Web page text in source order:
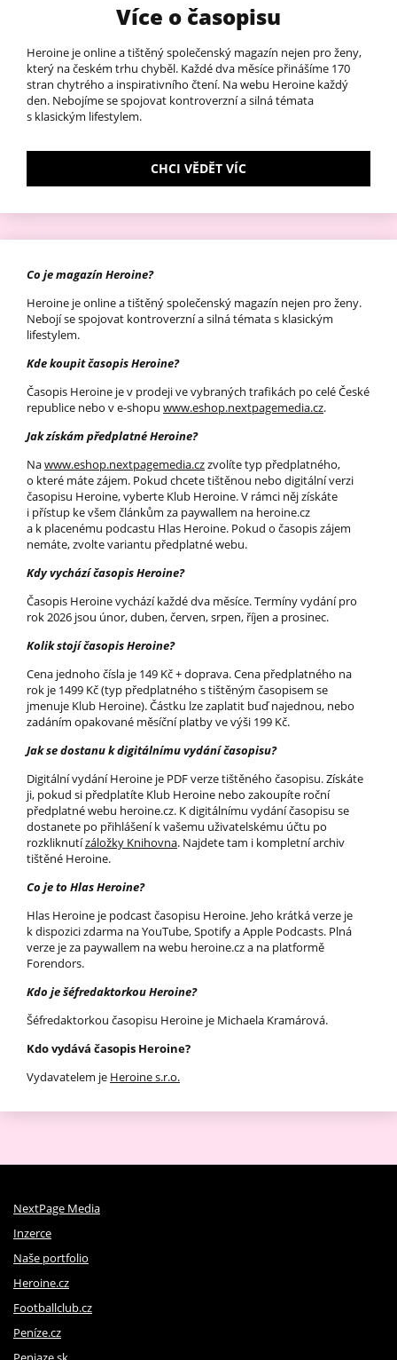
Více o časopisu
Heroine je online a tištěný společenský magazín nejen pro ženy,
který na českém trhu chyběl.​ Každé dva měsíce přinášíme 170
stran chytrého a inspirativního čtení. Na webu Heroine každý
den. Nebojíme se spojovat kontroverzní a silná témata
s klasickým lifestylem.​
CHCI VĚDĚT VÍC
Co je magazín Heroine?
Heroine je online a tištěný společenský magazín nejen pro ženy.
Nebojí se spojovat kontroverzní a silná témata s klasickým
lifestylem.
Kde koupit časopis Heroine?
Časopis Heroine je v prodeji ve vybraných trafikách po celé České
republice nebo v e-shopu www.eshop.nextpagemedia.cz.
Jak získám předplatné Heroine?
Nawww.eshop.nextpagemedia.czzvolíte typ předplatného,
o které máte zájem. Pokud chcete tištěnou nebo digitální verzi
časopisu Heroine, vyberte Klub Heroine. V rámci něj získáte
i přístup ke všem článkům za paywallem na heroine.cz
a k placenému podcastu Hlas Heroine. Pokud o časopis zájem
nemáte, zvolte variantu předplatné webu.
Kdy vychází časopis Heroine?
Časopis Heroine vychází každé dva měsíce. Termíny vydání pro
rok 2026 jsou únor, duben, červen, srpen, říjen a prosinec.
Kolik stojí časopis Heroine?
Cena jednoho čísla je 149 Kč + doprava. Cena předplatného na
rok je 1499 Kč (typ předplatného s tištěným časopisem se
jmenuje Klub Heroine). Částku lze zaplatit buď najednou, nebo
zadáním opakované měsíční platby ve výši 199 Kč.
Jak se dostanu k digitálnímu vydání časopisu?
Digitální vydání Heroine je PDF verze tištěného časopisu. Získáte
ji, pokud si předplatíte Klub Heroine nebo zakoupíte roční
předplatné webu heroine.cz. K digitálnímu vydání časopisu se
dostanete po přihlášení k vašemu uživatelskému účtu po
rozkliknutízáložky Knihovna. Najdete tam i kompletní archiv
tištěné Heroine.
Co je to Hlas Heroine?
Hlas Heroine je podcast časopisu Heroine. Jeho krátká verze je
k dispozici zdarma na YouTube, Spotify a Apple Podcasts. Plná
verze je za paywallem na webu heroine.cz a na platformě
Forendors.
Kdo je šéfredaktorkou Heroine?
Šéfredaktorkou časopisu Heroine je Michaela Kramárová.
Kdo vydává časopis Heroine?
Vydavatelem je Heroine s.r.o.
NextPage Media
Inzerce
Naše portfolio
Heroine.cz
Footballclub.cz
Peníze.cz